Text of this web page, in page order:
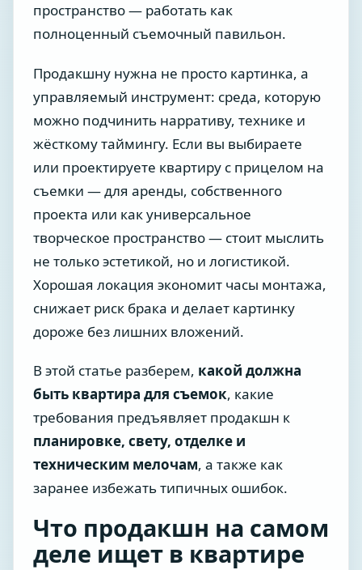
пространство — работать как
полноценный съемочный павильон.
Продакшну нужна не просто картинка, а
управляемый инструмент: среда, которую
можно подчинить нарративу, технике и
жёсткому таймингу. Если вы выбираете
или проектируете квартиру с прицелом на
съемки — для аренды, собственного
проекта или как универсальное
творческое пространство — стоит мыслить
не только эстетикой, но и логистикой.
Хорошая локация экономит часы монтажа,
снижает риск брака и делает картинку
дороже без лишних вложений.
В этой статье разберем, какой должна
быть квартира для съемок, какие
требования предъявляет продакшн к
планировке, свету, отделке и
техническим мелочам, а также как
заранее избежать типичных ошибок.
Что продакшн на самом
деле ищет в квартире